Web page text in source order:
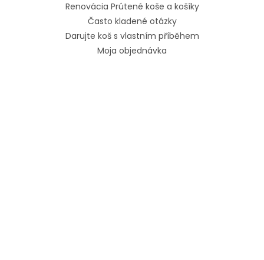
Renovácia Prútené koše a košíky
Často kladené otázky
Darujte koš s vlastním příběhem
Moja objednávka